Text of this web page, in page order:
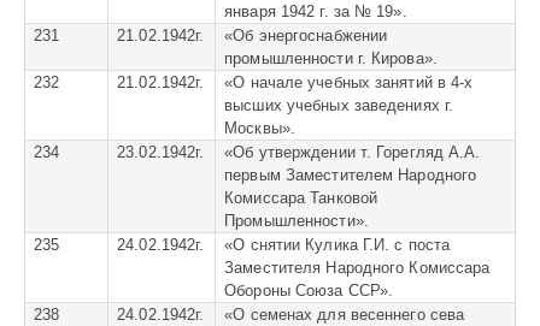
января 1942 г. за № 19».
231
21.02.1942г. «Об энергоснабжении
промышленности г. Кирова».
232
21.02.1942г. «О начале учебных занятий в 4-х
высших учебных заведениях г.
Москвы».
234
23.02.1942г. «Об утверждении т. Горегляд А.А.
первым Заместителем Народного
Комиссара Танковой
Промышленности».
235
24.02.1942г. «О снятии Кулика Г.И. с поста
Заместителя Народного Комиссара
Обороны Союза ССР».
238
24.02.1942г. «О семенах для весеннего сева